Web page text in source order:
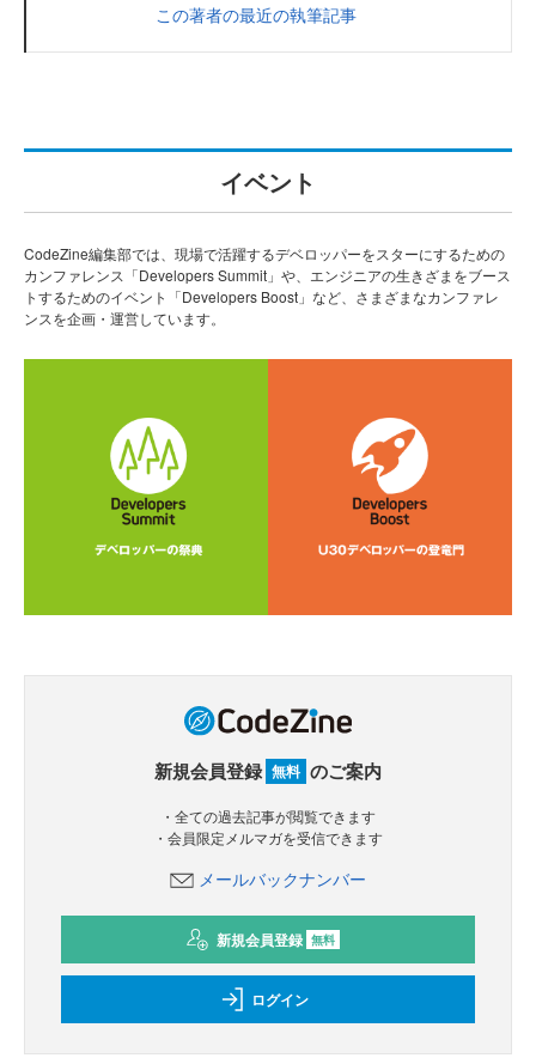
この著者の最近の執筆記事
イベント
CodeZine編集部では、現場で活躍するデベロッパーをスターにするための
カンファレンス「Developers Summit」や、エンジニアの生きざまをブース
トするためのイベント「Developers Boost」など、さまざまなカンファレ
ンスを企画・運営しています。
新規会員登録 無料 のご案内
・全ての過去記事が閲覧できます
・会員限定メルマガを受信できます
メールバックナンバー
新規会員登録 無料
ログイン